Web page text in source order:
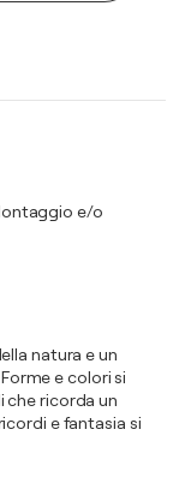
e/o
natura e un
e colori si
che ricorda un
e fantasia si